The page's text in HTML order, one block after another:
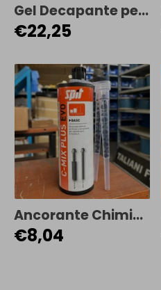
Gel Decapante per Acciaio Inox – Rimuove Ossidazioni da Saldatura e Contaminazioni Superficiali
€22,25
Ancorante Chimico in Poliestere – Spit C-MIX PLUS EVO (Certificato ETA)
€8,04